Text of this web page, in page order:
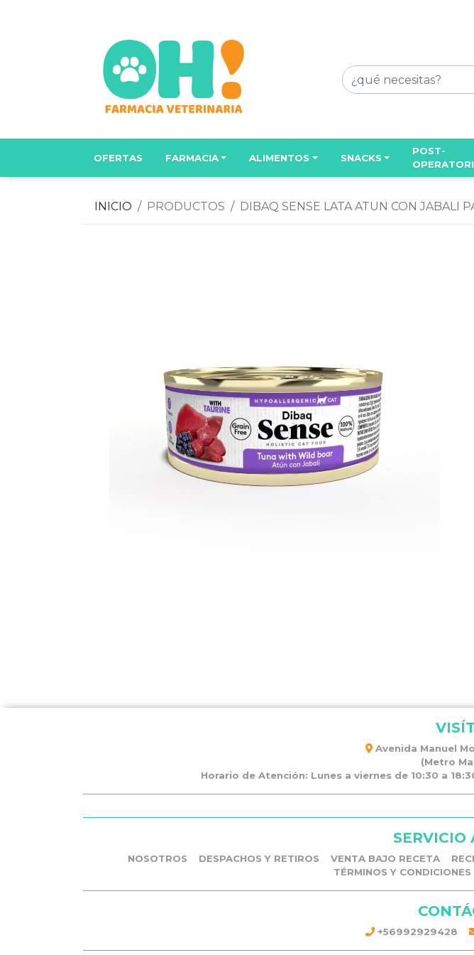
OFERTAS FARMACIA ALIMENTOS SNACKS
POST-
INICIO PRODUCTOS DIBAQ SENSE LATA ATUN CON JABALI
Avenida Manuel
(Metro
Horario de Atención: Lunes a viernes de 10:30 a
SERVICIO
NOSOTROS DESPACHOS Y RETIROS VENTA BAJO RECETA
TÉRMINOS Y CONDICIONES
+56992929428